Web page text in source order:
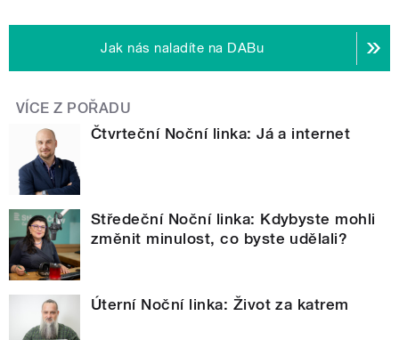
Jak nás naladíte na DABu
VÍCE Z POŘADU
Čtvrteční Noční linka: Já a internet
Středeční Noční linka: Kdybyste mohli
změnit minulost, co byste udělali?
Úterní Noční linka: Život za katrem